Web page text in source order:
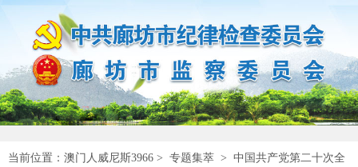
当前位置： 澳门人威尼斯3966 > 专题集萃 > 中国共产党第二十次全